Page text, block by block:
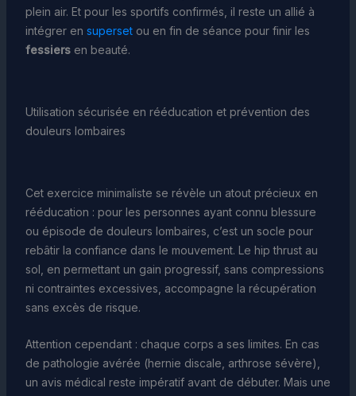
plein air. Et pour les sportifs confirmés, il reste un allié à
intégrer en supersetou en fin de séance pour finir les
fessiersen beauté.
Utilisation sécurisée en rééducation et prévention des
douleurs lombaires
Cet exercice minimaliste se révèle un atout précieux en
rééducation : pour les personnes ayant connu blessure
ou épisode de douleurs lombaires, c’est un socle pour
rebâtir la confiance dans le mouvement. Le hip thrust au
sol, en permettant un gain progressif, sans compressions
ni contraintes excessives, accompagne la récupération
sans excès de risque.
Attention cependant : chaque corps a ses limites. En cas
de pathologie avérée (hernie discale, arthrose sévère),
un avis médical reste impératif avant de débuter. Mais une